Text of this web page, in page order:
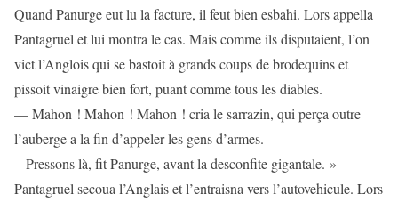
Quand Panurge eut lu la facture, il feut bien esbahi. Lors appella
Pantagruel et lui montra le cas. Mais comme ils disputaient, l’on
vict l’Anglois qui se bastoit à grands coups de brodequins et
pissoit vinaigre bien fort, puant comme tous les diables.
— Mahon ! Mahon ! Mahon ! cria le sarrazin, qui perça outre
l’auberge a la fin d’appeler les gens d’armes.
– Pressons là, fit Panurge, avant la desconfite gigantale. »
Pantagruel secoua l’Anglais et l’entraisna vers l’autovehicule. Lors